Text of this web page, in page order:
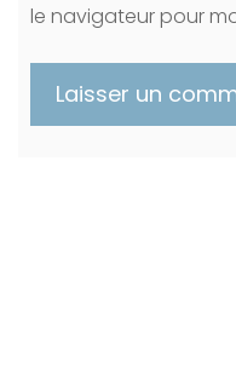
le navigateur pour